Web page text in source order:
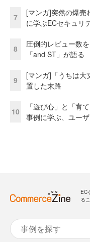
7
[マンガ]突然の爆売
に学ぶECセキュリ
8
圧倒的レビュー数
「and ST」が語る
9
[マンガ]「うちは大
置した末路
10
「遊び心」と「育
事例に学ぶ、ユー
EC
る